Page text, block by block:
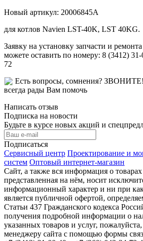
Новый артикул: 20006845A
для котлов Navien LST-40K, LST 40KG.
Заявку на установку запчасти и
можете оставить по номеру: 8 (3412)
72
Есть вопросы, сомнения?
всегда рады Вам помочь
Написать отзыв
Подписка на новости
Будьте в курсе новых акций и
Подписаться
Сервисный центр Проектирование и
систем Оптовый интернет-магазин
Сайт, а также вся информация о
представленная на нём, носит
информационный характер и ни при
является публичной офертой,
Статьи 437 Гражданского кодекса
получения подробной информации о
указанных товаров и услуг,
менеджеру сайта с помощью формы